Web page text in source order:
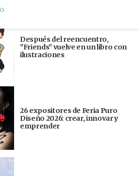
Después del reencuentro,
"Friends" vuelve en un libro con
ilustraciones
26 expositores de Feria Puro
Diseño 2026: crear, innovar y
emprender